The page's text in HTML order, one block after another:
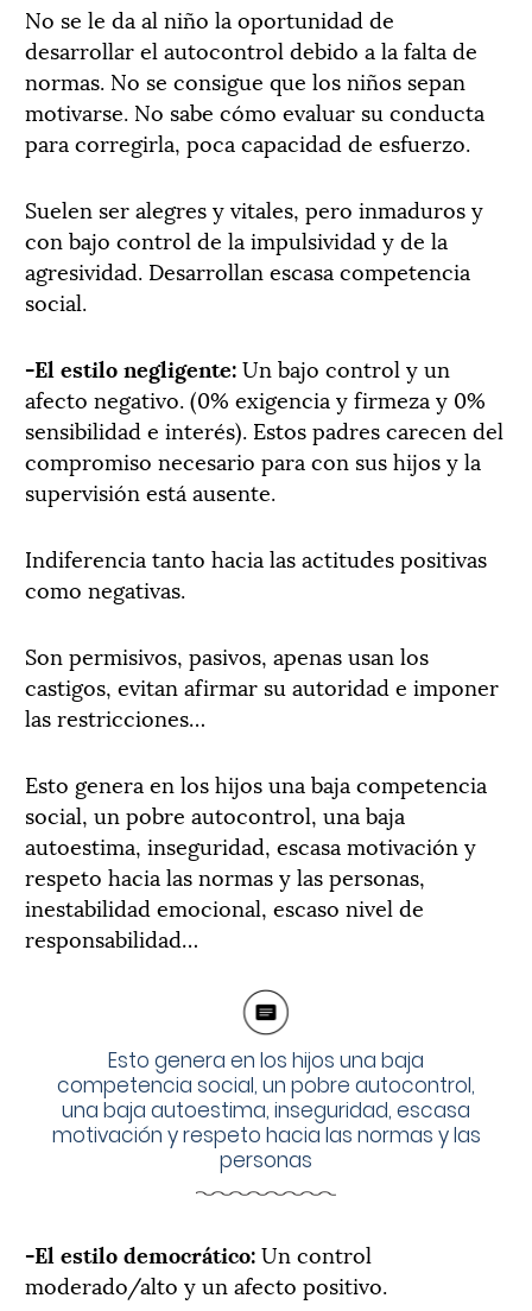
No se le da al niño la oportunidad de
desarrollar el autocontrol debido a la falta de
normas. No se consigue que los niños sepan
motivarse. No sabe cómo evaluar su conducta
para corregirla, poca capacidad de esfuerzo.
Suelen ser alegres y vitales, pero inmaduros y
con bajo control de la impulsividad y de la
agresividad. Desarrollan escasa competencia
social.
-El estilo negligente:Un bajo control y un
afecto negativo. (0% exigencia y firmeza y 0%
sensibilidad e interés). Estos padres carecen del
compromiso necesario para con sus hijos y la
supervisión está ausente.
Indiferencia tanto hacia las actitudes positivas
como negativas.
Son permisivos, pasivos, apenas usan los
castigos, evitan afirmar su autoridad e imponer
las restricciones…
Esto genera en los hijos una baja competencia
social, un pobre autocontrol, una baja
autoestima, inseguridad, escasa motivación y
respeto hacia las normas y las personas,
inestabilidad emocional, escaso nivel de
responsabilidad…
Esto genera en los hijos una baja
competencia social, un pobre autocontrol,
una baja autoestima, inseguridad, escasa
motivación y respeto hacia las normas y las
personas
-El estilo democrático:Un control
moderado/alto y un afecto positivo.